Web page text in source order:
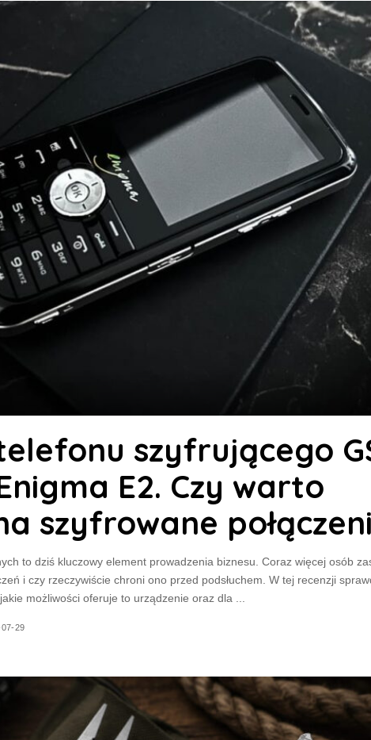
szyfrującego
E2. Czy warto
szyfrowane
to dziś kluczowy element prowadzenia biznesu. Coraz więcej osób
i czy rzeczywiście chroni ono przed podsłuchem. W tej recenzji
możliwości oferuje to urządzenie oraz dla
29